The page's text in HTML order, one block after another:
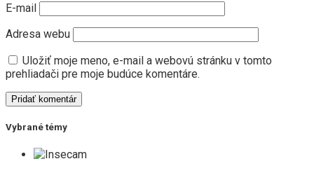
E-mail
Adresa webu
Uložiť moje meno, e-mail a webovú stránku v tomto
prehliadači pre moje budúce komentáre.
Vybrané témy